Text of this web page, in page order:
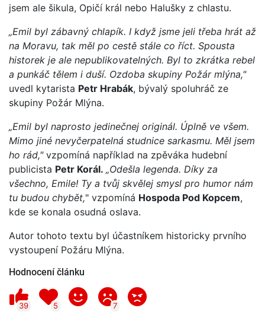
jsem ale šikula, Opičí král nebo Halušky z chlastu.
„Emil byl zábavný chlapík. I když jsme jeli třeba hrát až
na Moravu, tak měl po cestě stále co říct. Spousta
historek je ale nepublikovatelných. Byl to zkrátka rebel
a punkáč tělem i duší. Ozdoba skupiny Požár mlýna,"
uvedl kytarista Petr Hrabák, bývalý spoluhráč ze
skupiny Požár Mlýna.
„Emil byl naprosto jedinečnej originál. Úplně ve všem.
Mimo jiné nevyčerpatelná studnice sarkasmu. Měl jsem
ho rád,"vzpomíná například na zpěváka hudební
publicista Petr Korál. „Odešla legenda. Díky za
všechno, Emile! Ty a tvůj skvělej smysl pro humor nám
tu budou chybět," vzpomíná Hospoda Pod Kopcem,
kde se konala osudná oslava.
Autor tohoto textu byl účastníkem historicky prvního
vystoupení Požáru Mlýna.
Hodnocení článku
39 5 7